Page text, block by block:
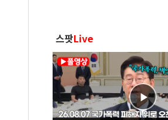
스팟Live